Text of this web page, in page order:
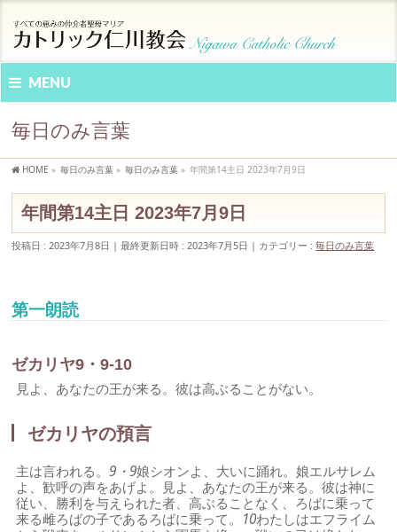
MENU
毎日のみ言葉
HOME » 毎日のみ言葉 » 毎日のみ言葉 » 年間第14主日 2023年7月9日
年間第14主日 2023年7月9日
投稿日 : 2023年7月8日 最終更新日時 : 2023年7月5日 カテゴリー :毎日のみ言葉
第一朗読
ゼカリヤ9・9-10
見よ、あなたの王が来る。彼は高ぶることがない。
ゼカリヤの預言
主は言われる。9・9娘シオンよ、大いに踊れ。娘エルサレム
よ、歓呼の声をあげよ。見よ、あなたの王が来る。彼は神に
従い、勝利を与えられた者、高ぶることなく、ろばに乗って
来る雌ろばの子であるろばに乗って。 10わたしはエフライム